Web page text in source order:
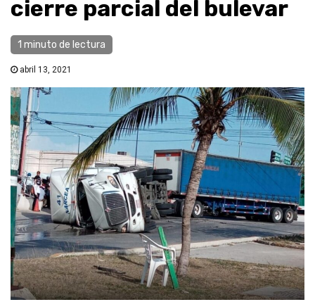
cierre parcial del bulevar
1 minuto de lectura
abril 13, 2021